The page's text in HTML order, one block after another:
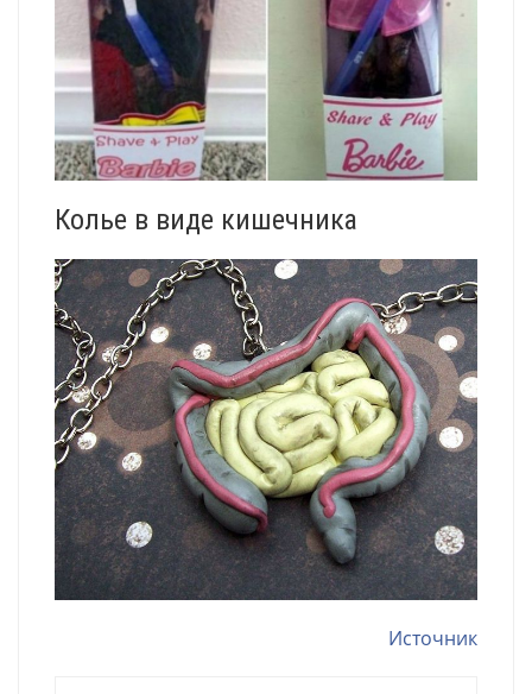
Колье в виде кишечника
Источник